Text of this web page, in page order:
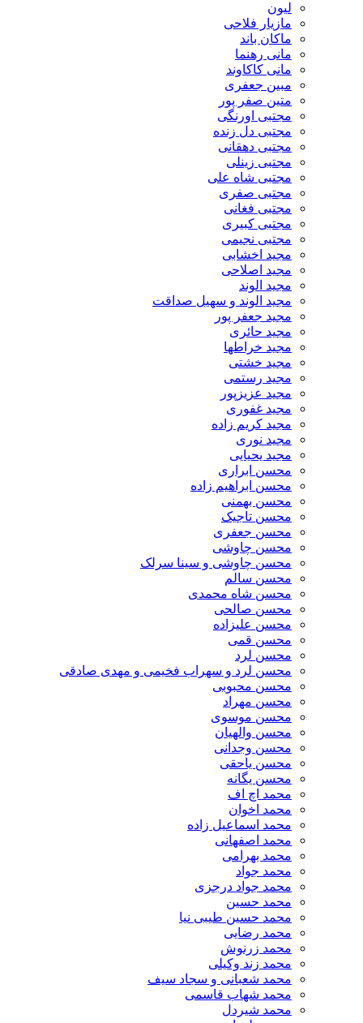
مازیار فلاحی
ماکان باند
مانی رهنما
مانی کاکاوند
مبین جعفری
متین صفر پور
مجتبی اورنگی
مجتبی دل زنده
مجتبی دهقانی
مجتبی زینلی
مجتبی شاه علی
مجتبی صفری
مجتبی فغانی
مجتبی کبیری
مجتبی نجیمی
مجید اخشابی
مجید اصلاحی
مجید الوند‎
مجید الوند و سهیل صداقت
مجید جعفر پور
مجید حائری
مجید خراطها
مجید خشتی
مجید رستمی
مجید عزیزپور
مجید غفوری
مجید کریم زاده
مجید نوری
مجید یحیایی
محسن ابراری
محسن ابراهیم زاده
محسن بهمنی
محسن تاجیک
محسن جعفری
محسن چاوشی
محسن چاوشی و سینا سرلک
محسن سالم
محسن شاه محمدی
محسن صالحی
محسن علیزاده
محسن قمی
محسن لرد
محسن لرد و سهراب فخیمی و مهدی صادقی
محسن محبوبی
محسن مهراد
محسن موسوی
محسن والهیان
محسن وجدانی
محسن یاحقی
محسن یگانه
محمد اچ اف
محمد اخوان
محمد اسماعیل زاده
محمد اصفهانی
محمد بهرامی
محمد جواد
محمد جواد درجزی
محمد حسین
محمد حسین طیبی نیا
محمد رضایی
محمد زرنوش
محمد زند وکیلی
محمد شعبانی و سجاد سیف
محمد شهاب قاسمی
​محمد شیردل